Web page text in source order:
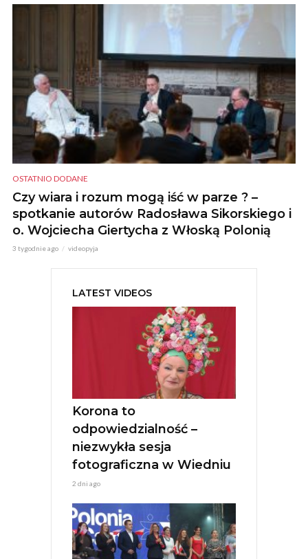
OSTATNIO DODANE
Czy wiara i rozum mogą iść w parze ? –
spotkanie autorów Radosława Sikorskiego i
o. Wojciecha Giertycha z Włoską Polonią
3 tygodnie ago videopyja
LATEST VIDEOS
Korona to
odpowiedzialność –
niezwykła sesja
fotograficzna w Wiedniu
2 dni ago